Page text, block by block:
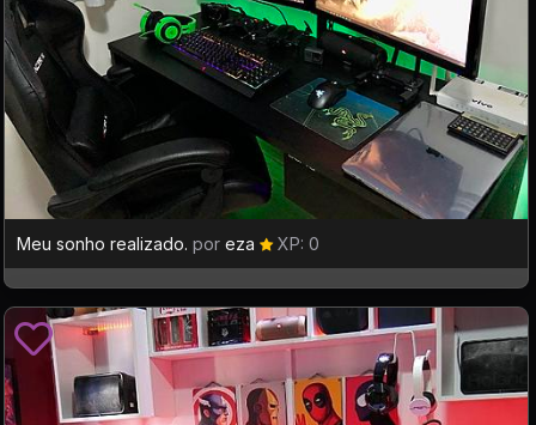
Meu sonho realizado. por eza XP: 0